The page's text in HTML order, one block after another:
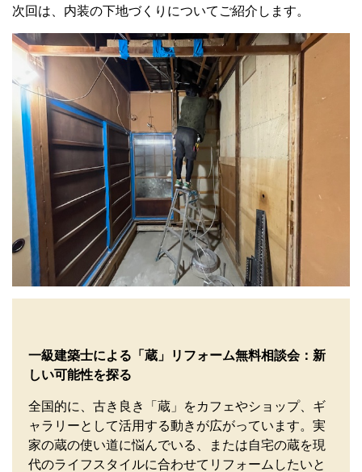
次回は、内装の下地づくりについてご紹介します。
一級建築士による「蔵」リフォーム無料相談会：新
しい可能性を探る
全国的に、古き良き「蔵」をカフェやショップ、ギ
ャラリーとして活用する動きが広がっています。実
家の蔵の使い道に悩んでいる、または自宅の蔵を現
代のライフスタイルに合わせてリフォームしたいと